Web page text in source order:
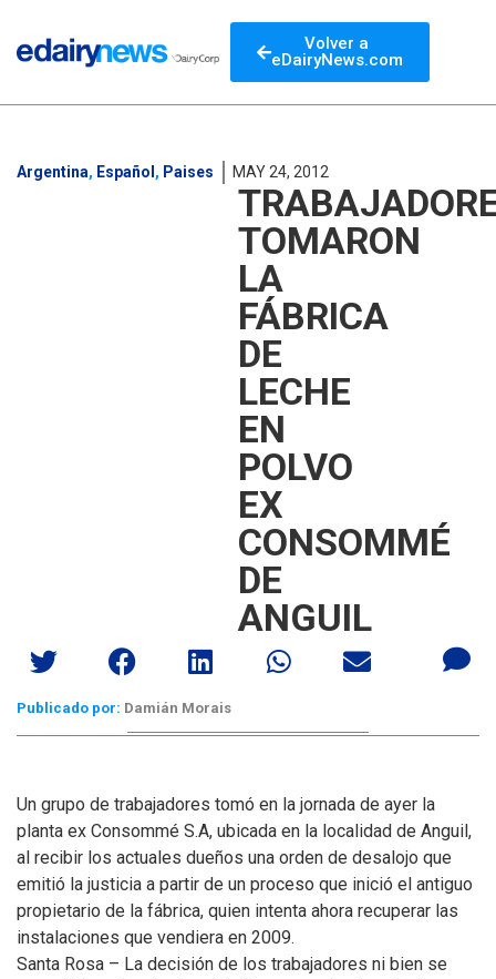
Volver a
eDairyNews.com
Argentina, Español , Paises MAY 24, 2012
TOMARON
LA
FÁBRICA
DE
LECHE
EN
POLVO
EX
CONSOMMÉ
DE
ANGUIL
Publicado por: Damián Morais
Un grupo de trabajadores tomó en la jornada de ayer la
planta ex Consommé S.A, ubicada en la localidad de Anguil,
al recibir los actuales dueños una orden de desalojo que
emitió la justicia a partir de un proceso que inició el antiguo
propietario de la fábrica, quien intenta ahora recuperar las
instalaciones que vendiera en 2009.
Santa Rosa – La decisión de los trabajadores ni bien se